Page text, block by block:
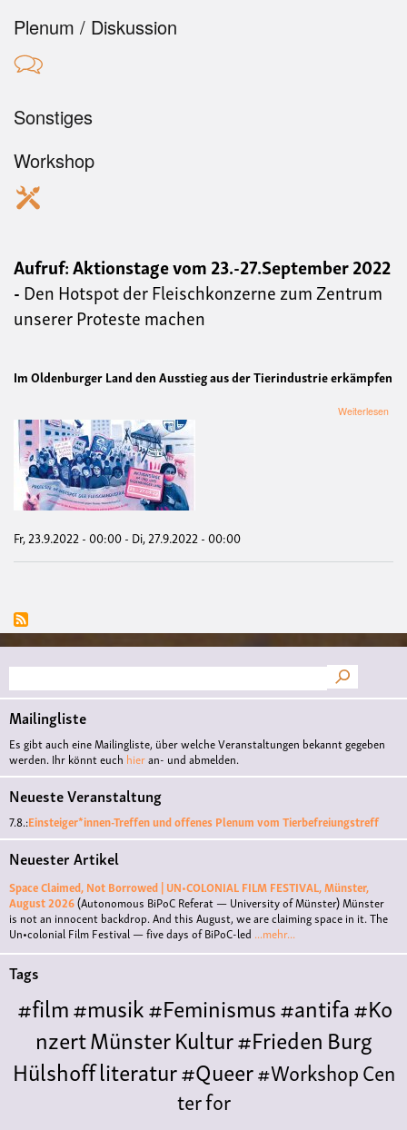
Plenum / Diskussion
Sonstiges
Workshop
Aufruf: Aktionstage vom 23.-27.September 2022
-Den Hotspot der Fleischkonzerne zum Zentrum
unserer Proteste machen
Im Oldenburger Land den Ausstieg aus der Tierindustrie erkämpfen
Weiterlesen
Fr, 23.9.2022 - 00:00- Di, 27.9.2022 - 00:00
Suche
Mailingliste
Es gibt auch eine Mailingliste, über welche Veranstaltungen bekannt gegeben
werden. Ihr könnt euch hieran- und abmelden.
Neueste Veranstaltung
7.8.:Einsteiger*innen-Treffen und offenes Plenum vom Tierbefreiungstreff
Neuester Artikel
Space Claimed, Not Borrowed | UN•COLONIAL FILM FESTIVAL, Münster,
August 2026(Autonomous BiPoC Referat — University of Münster)Münster
is not an innocent backdrop. And this August, we are claiming space in it. The
Un•colonial Film Festival — five days of BiPoC-led ...mehr...
Tags
#film#musik#Feminismus#antifa#Ko
nzertMünsterKultur#FriedenBurg
Hülshoffliteratur#Queer#WorkshopCen
ter for